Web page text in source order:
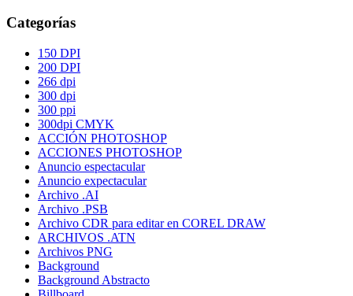
Categorías
150 DPI
200 DPI
266 dpi
300 dpi
300 ppi
300dpi CMYK
ACCIÓN PHOTOSHOP
ACCIONES PHOTOSHOP
Anuncio espectacular
Anuncio expectacular
Archivo .AI
Archivo .PSB
Archivo CDR para editar en COREL DRAW
ARCHIVOS .ATN
Archivos PNG
Background
Background Abstracto